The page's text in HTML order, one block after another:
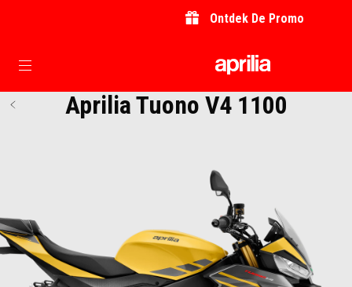
Ontdek De Promo
Ga naar de hoofdcontent
Aprilia Tuono V4 1100